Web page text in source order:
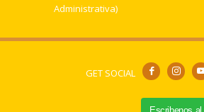
Administrativa)
GET SOCIAL